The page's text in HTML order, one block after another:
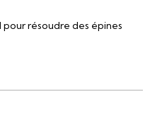
résoudre des épines